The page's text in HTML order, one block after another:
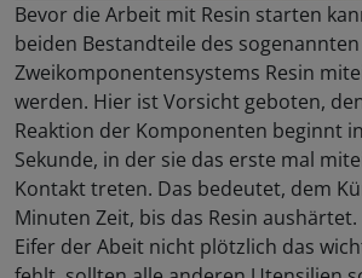
Bevor die Arbeit mit Resin starten
beiden Bestandteile des sogenannten
Zweikomponentensystems Resin
werden. Hier ist Vorsicht geboten,
Reaktion der Komponenten beginnt
Sekunde, in der sie das erste mal
Kontakt treten. Das bedeutet, dem
Minuten Zeit, bis das Resin
Eifer der Abeit nicht plötzlich das